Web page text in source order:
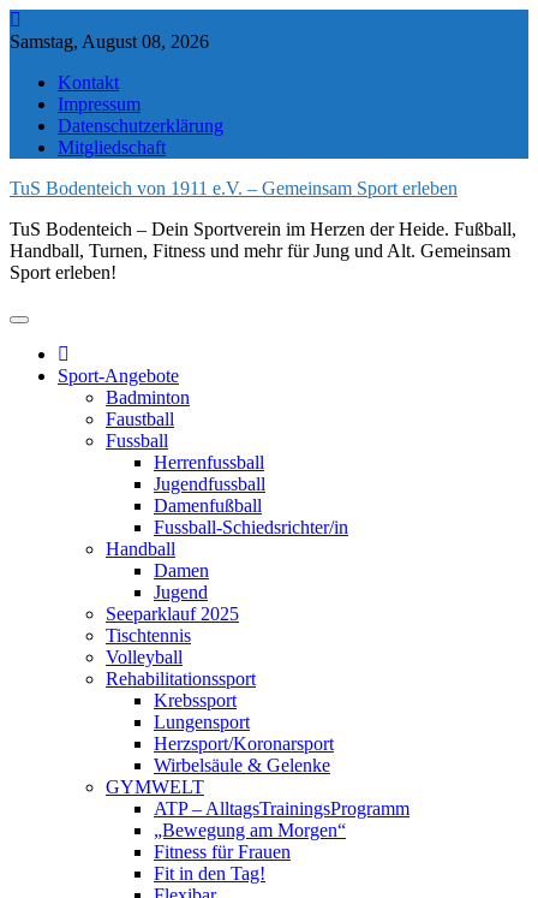
Skip
to
Samstag, August 08, 2026
Kontakt
Impressum
Datenschutzerklärung
Mitgliedschaft
TuS Bodenteich von 1911 e.V. – Gemeinsam Sport erleben
TuS Bodenteich – Dein Sportverein im Herzen der Heide. Fußball,
Handball, Turnen, Fitness und mehr für Jung und Alt. Gemeinsam
Sport erleben!
Sport-Angebote
Badminton
Faustball
Fussball
Herrenfussball
Jugendfussball
Damenfußball
Fussball-Schiedsrichter/in
Handball
Damen
Jugend
Seeparklauf 2025
Tischtennis
Volleyball
Rehabilitationssport
Krebssport
Lungensport
Herzsport/Koronarsport
Wirbelsäule & Gelenke
GYMWELT
ATP – AlltagsTrainingsProgramm
„Bewegung am Morgen“
Fitness für Frauen
Fit in den Tag!